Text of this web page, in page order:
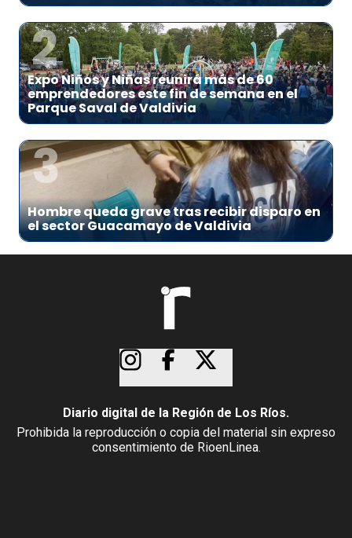
2
Expo Niños y Niñas reunirá más de 60
emprendedores este fin de semana en el
Parque Saval de Valdivia
3
Hombre queda grave tras recibir disparo en
el sector Guacamayo de Valdivia
Diario digital de la Región de Los Ríos.
Prohibida la reproducción o copia del material sin expreso
consentimiento de RioenLinea.